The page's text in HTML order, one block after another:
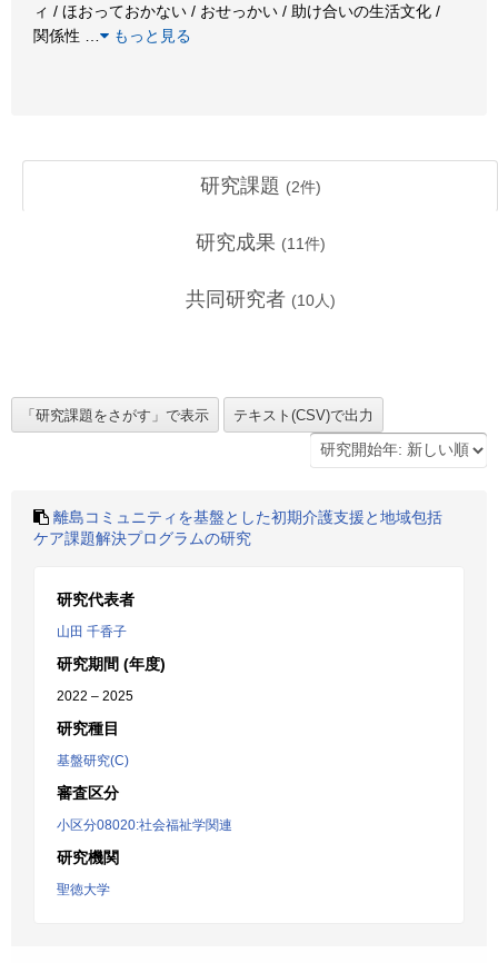
ィ / ほおっておかない / おせっかい / 助け合いの生活文化 /
関係性
もっと見る
研究課題 (2件)
研究成果 (11件)
共同研究者 (10人)
離島コミュニティを基盤とした初期介護支援と地域包括
ケア課題解決プログラムの研究
研究代表者
山田 千香子
研究期間 (年度)
2022 – 2025
研究種目
基盤研究(C)
審査区分
小区分08020:社会福祉学関連
研究機関
聖徳大学